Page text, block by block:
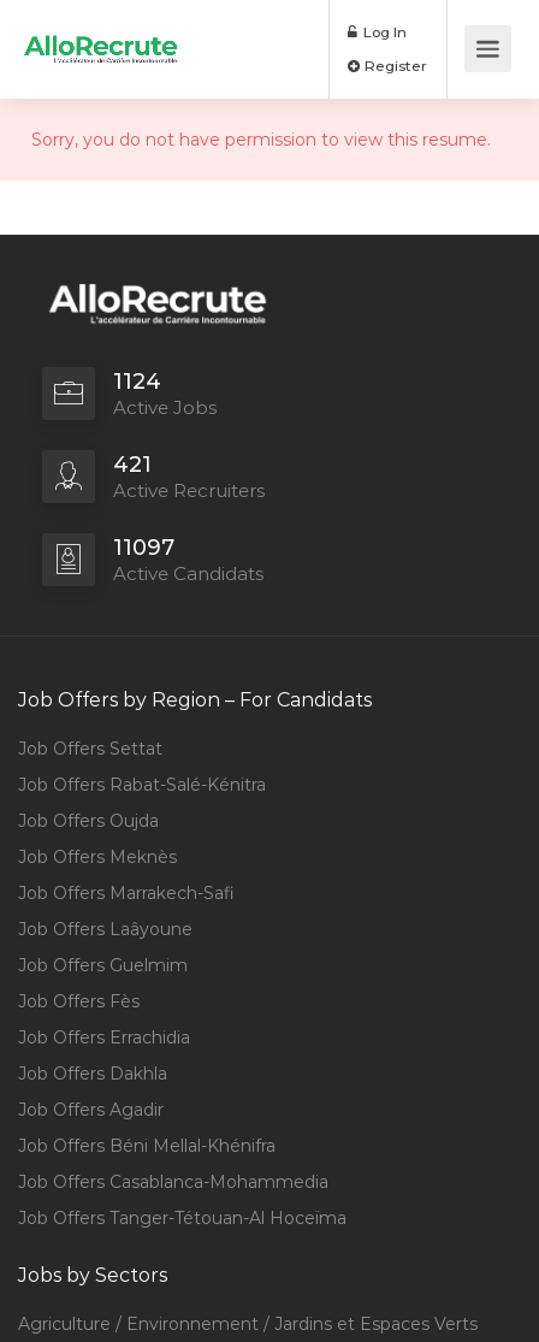
Log In
Sorry, you do not have permission to view this resume.
1124
Active Jobs
421
Active Recruiters
11097
Active Candidats
Job Offers by Region – For Candidats
Job Offers Settat
Job Offers Rabat-Salé-Kénitra
Job Offers Oujda
Job Offers Meknès
Job Offers Marrakech-Safi
Job Offers Laâyoune
Job Offers Guelmim
Job Offers Fès
Job Offers Errachidia
Job Offers Dakhla
Job Offers Agadir
Job Offers Béni Mellal-Khénifra
Job Offers Casablanca-Mohammedia
Job Offers Tanger-Tétouan-Al Hoceïma
Jobs by Sectors
Agriculture / Environnement / Jardins et Espaces Verts